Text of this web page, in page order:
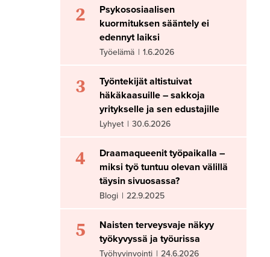
2
Psykososiaalisen
kuormituksen sääntely ei
edennyt laiksi
Työelämä | 1.6.2026
3
Työntekijät altistuivat
häkäkaasuille – sakkoja
yritykselle ja sen edustajille
Lyhyet | 30.6.2026
4
Draamaqueenit työpaikalla –
miksi työ tuntuu olevan välillä
täysin sivuosassa?
Blogi | 22.9.2025
5
Naisten terveysvaje näkyy
työkyvyssä ja työurissa
Työhyvinvointi | 24.6.2026